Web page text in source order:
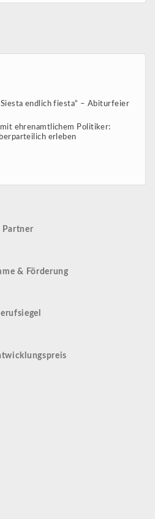
endlich fiesta“ – Abiturfeier
ehrenamtlichem Politiker:
erleben
Partner
& Förderung